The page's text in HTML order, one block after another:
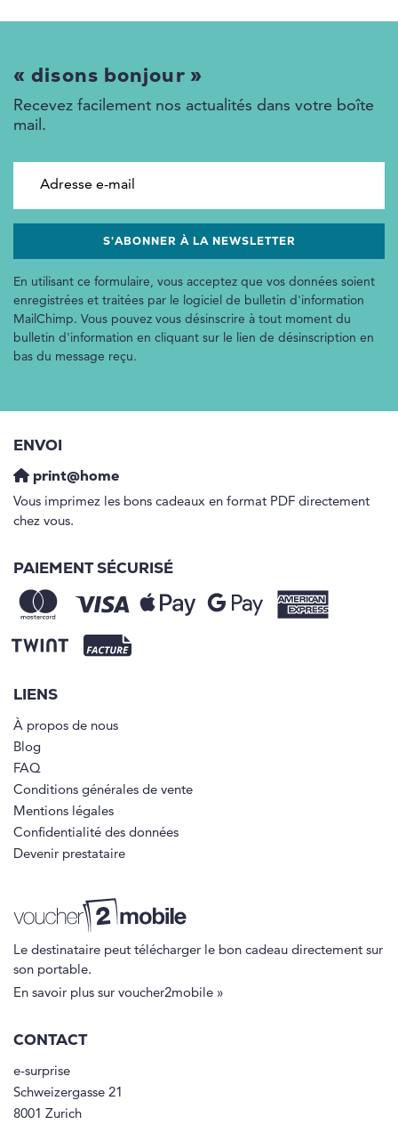
« disons bonjour »
Recevez facilement nos actualités dans votre boîte
mail.
En utilisant ce formulaire, vous acceptez que vos données soient
enregistrées et traitées par le logiciel de bulletin d'information
MailChimp. Vous pouvez vous désinscrire à tout moment du
bulletin d'information en cliquant sur le lien de désinscription en
bas du message reçu.
ENVOI
print@home
Vous imprimez les bons cadeaux en format PDF directement
chez vous.
PAIEMENT SÉCURISÉ
LIENS
À propos de nous
Blog
FAQ
Conditions générales de vente
Mentions légales
Confidentialité des données
Devenir prestataire
Le destinataire peut télécharger le bon cadeau directement sur
son portable.
En savoir plus sur voucher2mobile »
CONTACT
e-surprise
Schweizergasse 21
8001 Zurich